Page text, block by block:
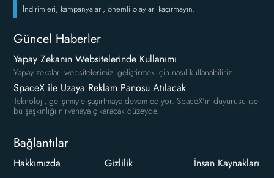
İndirimleri, kampanyaları, önemli olayları kaçırmayın.
Güncel Haberler
Yapay Zekanın Websitelerinde Kullanımı
Yapay zekaları websitelerimizi geliştirmek için nasıl kullanabiliriz
SpaceX ile Uzaya Reklam Panosu Atılacak
Teknoloji, gelişimiyle şaşırtmaya devam ediyor. SpaceX'in duyurusu ise
bu şaşkınlığı nirvanaya çıkaracak düzeyde.
Bağlantılar
Hakkımızda
Gizlilik
İnsan Kaynakları